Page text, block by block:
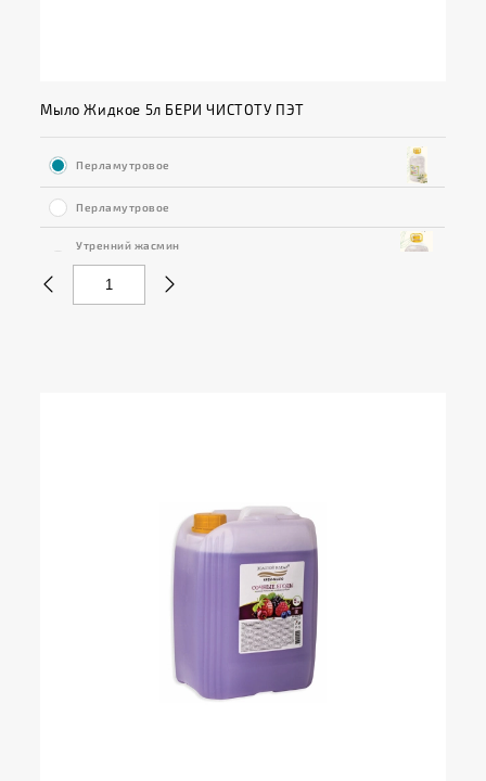
Мыло Жидкое 5л БЕРИ ЧИСТОТУ ПЭТ
Перламутровое
Перламутровое
Утренний жасмин